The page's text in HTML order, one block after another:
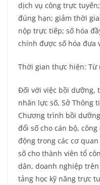
dịch vụ công trực
đúng hạn; giảm thời
nộp trực tiếp; số hóa
chính được số hóa đưa
Thời gian thực hiện: Từ
Đối với việc bồi dưỡng,
nhân lực số, Sở Thông
Chương trình bồi
đổi số cho cán bộ,
động trong các cơ
số cho thành viên tổ
dân, doanh nghiệp
tảng học kỹ năng trực